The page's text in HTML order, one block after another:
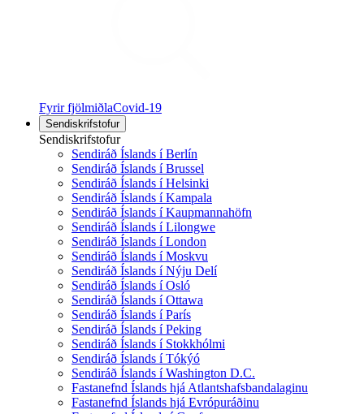
Fyrir fjölmiðlaCovid-19
Sendiskrifstofur
Sendiskrifstofur
Sendiráð Íslands í Berlín
Sendiráð Íslands í Brussel
Sendiráð Íslands í Helsinki
Sendiráð Íslands í Kampala
Sendiráð Íslands í Kaupmannahöfn
Sendiráð Íslands í Lilongwe
Sendiráð Íslands í London
Sendiráð Íslands í Moskvu
Sendiráð Íslands í Nýju Delí
Sendiráð Íslands í Osló
Sendiráð Íslands í Ottawa
Sendiráð Íslands í París
Sendiráð Íslands í Peking
Sendiráð Íslands í Stokkhólmi
Sendiráð Íslands í Tókýó
Sendiráð Íslands í Washington D.C.
Fastanefnd Íslands hjá Atlantshafsbandalaginu
Fastanefnd Íslands hjá Evrópuráðinu